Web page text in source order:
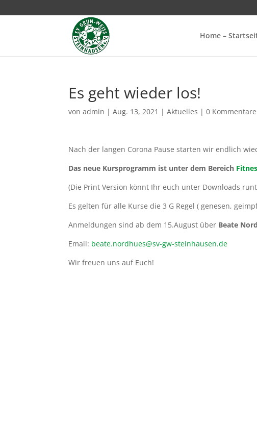
Home –
Es geht wieder los!
vonadmin |Aug. 13, 2021 |Aktuelles |0 Kommentare
Nach der langen Corona Pause starten wir endlich
Das neue Kursprogramm ist unter dem Bereich
(Die Print Version könnt Ihr euch unter Downloads
Es gelten für alle Kurse die 3 G Regel ( genesen,
Anmeldungen sind ab dem 15.August über Beate
Email: beate.nordhues@sv-gw-steinhausen.de
Wir freuen uns auf Euch!